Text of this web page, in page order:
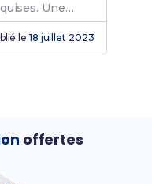
Une
qui ouvre
carrières
le 18 juillet 2023
offertes